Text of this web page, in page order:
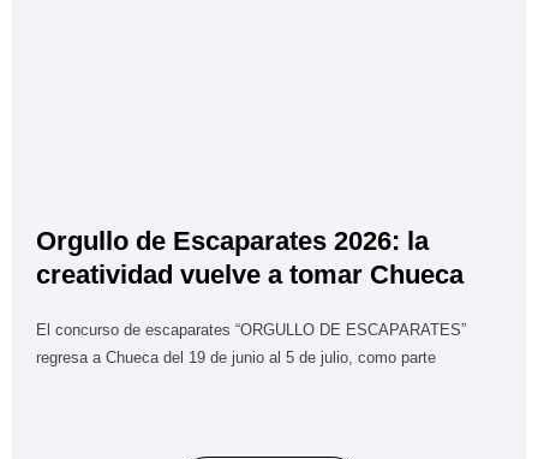
Orgullo de Escaparates 2026: la
creatividad vuelve a tomar Chueca
El concurso de escaparates “ORGULLO DE ESCAPARATES”
regresa a Chueca del 19 de junio al 5 de julio, como parte